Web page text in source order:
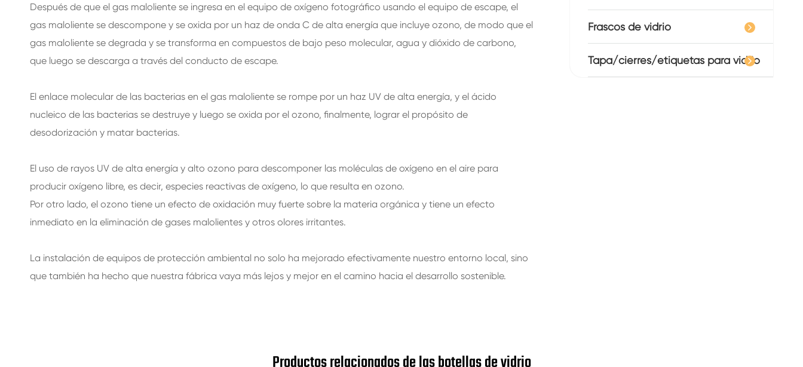
Después de que el gas maloliente se ingresa en el equipo de oxígeno fotográfico usando el equipo de escape, el
gas maloliente se descompone y se oxida por un haz de onda C de alta energía que incluye ozono, de modo que el
gas maloliente se degrada y se transforma en compuestos de bajo peso molecular, agua y dióxido de carbono,
que luego se descarga a través del conducto de escape.
El enlace molecular de las bacterias en el gas maloliente se rompe por un haz UV de alta energía, y el ácido
nucleico de las bacterias se destruye y luego se oxida por el ozono, finalmente, lograr el propósito de
desodorización y matar bacterias.
El uso de rayos UV de alta energía y alto ozono para descomponer las moléculas de oxígeno en el aire para
producir oxígeno libre, es decir, especies reactivas de oxígeno, lo que resulta en ozono.
Por otro lado, el ozono tiene un efecto de oxidación muy fuerte sobre la materia orgánica y tiene un efecto
inmediato en la eliminación de gases malolientes y otros olores irritantes.
La instalación de equipos de protección ambiental no solo ha mejorado efectivamente nuestro entorno local, sino
que también ha hecho que nuestra fábrica vaya más lejos y mejor en el camino hacia el desarrollo sostenible.
Frascos de vidrio
Tapa/cierres/etiquetas para vidrio